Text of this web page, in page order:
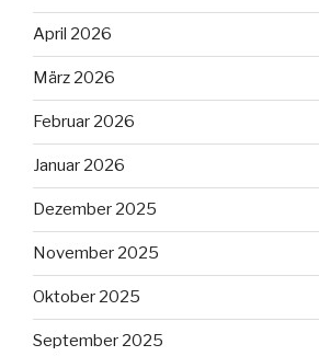
April 2026
März 2026
Februar 2026
Januar 2026
Dezember 2025
November 2025
Oktober 2025
September 2025